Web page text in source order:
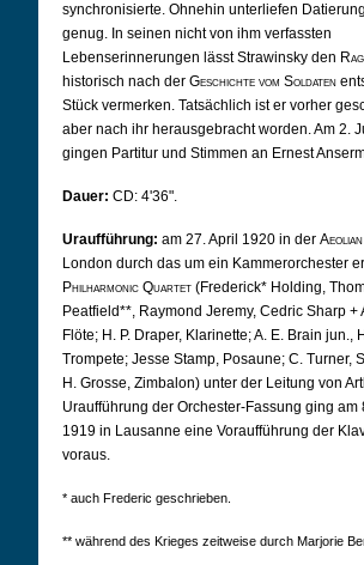
synchronisierte. Ohnehin unterliefen
genug. In seinen nicht von ihm verfassten
Lebenserinnerungen lässt Strawinsky den
historisch nach der Geschichte vom Soldaten
Stück vermerken. Tatsächlich ist er vorher
aber nach ihr herausgebracht worden. Am 2.
gingen Partitur und Stimmen an Ernest
Dauer: CD: 4'36".
Uraufführung: am 27. April 1920 in der
London durch das um ein Kammerorchester
Philharmonic Quartet (Frederick* Holding,
Peatfield**, Raymond Jeremy, Cedric Sharp +
Flöte; H. P. Draper, Klarinette; A. E. Brain jun.,
Trompete; Jesse Stamp, Posaune; C. Turner,
H. Grosse, Zimbalon) unter der Leitung von
Uraufführung der Orchester-Fassung ging am
1919 in Lausanne eine Voraufführung der
voraus.
* auch Frederic geschrieben.
** während des Krieges zeitweise durch Marjorie